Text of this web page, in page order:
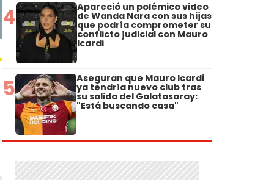
4 Apareció un polémico video
de Wanda Nara con sus hijas
que podría comprometer su
conflicto judicial con Mauro
Icardi
5 Aseguran que Mauro Icardi
ya tendría nuevo club tras
su salida del Galatasaray:
"Está buscando casa"